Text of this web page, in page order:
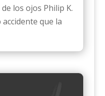
los ojos Philip K.
que la